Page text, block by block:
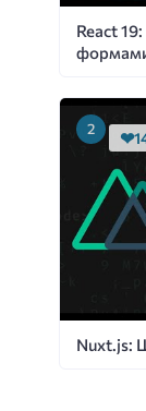
React
Nuxt.js: